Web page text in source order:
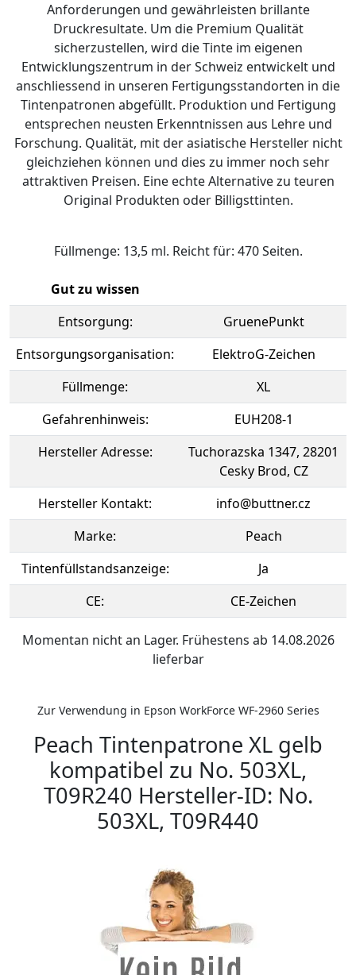
Anforderungen und gewährleisten brillante
Druckresultate. Um die Premium Qualität
sicherzustellen, wird die Tinte im eigenen
Entwicklungszentrum in der Schweiz entwickelt und
anschliessend in unseren Fertigungsstandorten in die
Tintenpatronen abgefüllt. Produktion und Fertigung
entsprechen neusten Erkenntnissen aus Lehre und
Forschung. Qualität, mit der asiatische Hersteller nicht
gleichziehen können und dies zu immer noch sehr
attraktiven Preisen. Eine echte Alternative zu teuren
Original Produkten oder Billigsttinten.
Füllmenge: 13,5 ml. Reicht für: 470 Seiten.
Gut zu wissen
Entsorgung:
GruenePunkt
Entsorgungsorganisation:
ElektroG-Zeichen
Füllmenge:
XL
Gefahrenhinweis:
EUH208-1
Hersteller Adresse:
Tuchorazska 1347, 28201
Cesky Brod, CZ
Hersteller Kontakt:
info@buttner.cz
Marke:
Peach
Tintenfüllstandsanzeige:
Ja
CE:
CE-Zeichen
Momentan nicht an Lager. Frühestens ab 14.08.2026
lieferbar
Zur Verwendung in Epson WorkForce WF-2960 Series
Peach Tintenpatrone XL gelb
kompatibel zu No. 503XL,
T09R240 Hersteller-ID: No.
503XL, T09R440